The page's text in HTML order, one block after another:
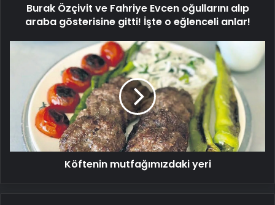
eğlenceli
Burak Özçivit ve Fahriye Evcen oğullarını alıp
araba gösterisine gitti! İşte o eğlenceli anlar!
Köftenin
mutfağımızdaki
Köftenin mutfağımızdaki yeri